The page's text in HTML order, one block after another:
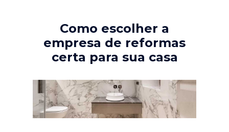
Como escolher a
empresa de reformas
certa para sua casa